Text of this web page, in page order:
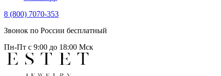
8 (800) 7070-353
Звонок по России бесплатный
Пн-Пт с 9:00 до 18:00 Мск